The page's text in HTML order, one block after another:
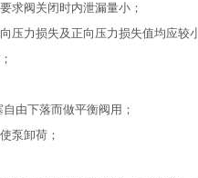
求阀关闭时内泄漏量小；
压力损失及正向压力损失值均应较
由下落而做平衡阀用；
泵卸荷；